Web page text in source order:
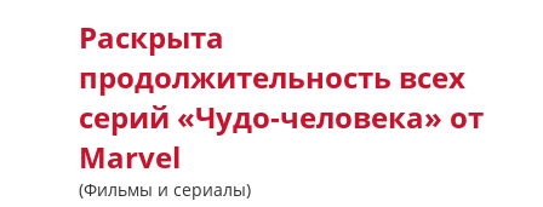
Раскрыта
продолжительность всех
серий «Чудо-человека» от
Marvel
(Фильмы и сериалы)